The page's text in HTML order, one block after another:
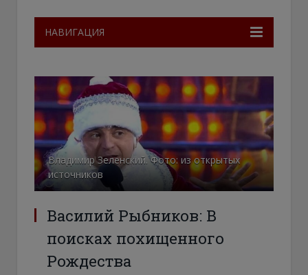
НАВИГАЦИЯ
Владимир Зеленский. Фото: из открытых
источников
Василий Рыбников: В
поисках похищенного
Рождества